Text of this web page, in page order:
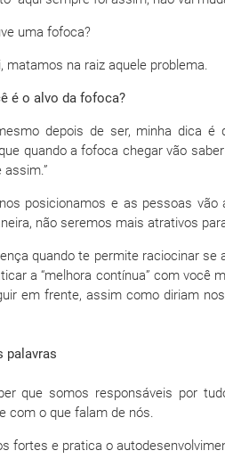
uma fofoca?
matamos na raiz aquele problema.
é o alvo da fofoca?
depois de ser, minha dica é
quando a fofoca chegar vão
posicionamos e as pessoas vão
não seremos mais atrativos
quando te permite raciocinar se
a “melhora contínua” com você
em frente, assim como diriam
palavras
que somos responsáveis por
com o que falam de nós.
fortes e pratica o